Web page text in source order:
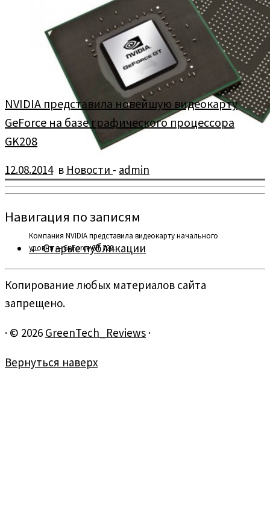
В свете скорого появления чипсета Intel X99, некоторые
производители специально или «случайно» показали
некоторые материнские платы на его […]
Компания NVIDIA представила видеокарту начального
уровня — GeForce GT 720.
NVIDIA представила новейшую видеокарту
GeForce на базе графического процессора
GK208
12.08.2014в Новости - admin
Навигация по записям
←Старые публикации
Копирование любых материалов сайта
запрещено.
· © 2026 GreenTech_Reviews ·
Вернуться наверх